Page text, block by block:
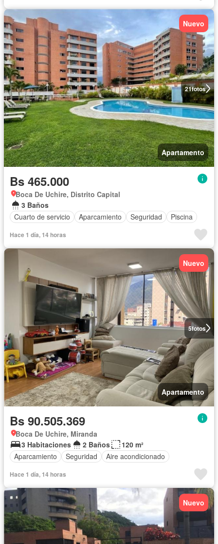
21fotos
Nuevo
Apartamento
Bs 465.000
Boca De Uchire, Distrito Capital
3 Baños
Cuarto de servicio
Aparcamiento Seguridad Piscina
Hace 1 día, 14 horas
5fotos
Nuevo
Apartamento
Bs 90.505.369
Boca De Uchire, Miranda
3 Habitaciones
2 Baños
120 m²
Aparcamiento
Seguridad Aire acondicionado
Hace 1 día, 14 horas
Nuevo